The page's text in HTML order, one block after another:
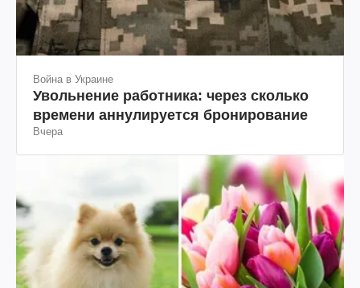
Война в Украине
Увольнение работника: через сколько
времени аннулируется бронирование
Вчера